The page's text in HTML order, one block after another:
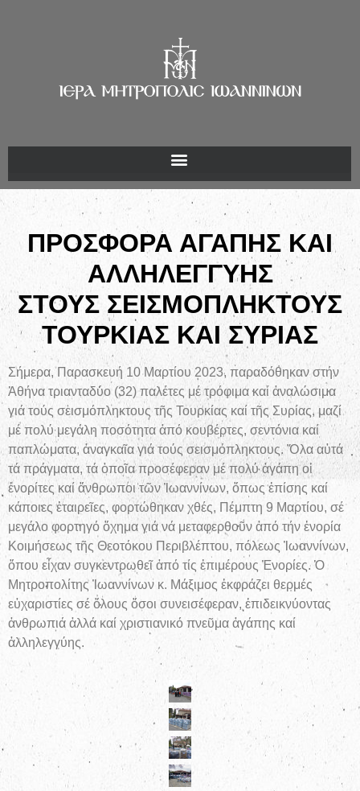
ΠΡΟΣΦΟΡΑ ΑΓΑΠΗΣ ΚΑΙ
ΑΛΛΗΛΕΓΓΥΗΣ
ΣΤΟΥΣ ΣΕΙΣΜΟΠΛΗΚΤΟΥΣ
ΤΟΥΡΚΙΑΣ ΚΑΙ ΣΥΡΙΑΣ
Σήμερα, Παρασκευή 10 Μαρτίου 2023, παραδόθηκαν στήν
Ἀθήνα τριανταδύο (32) παλέτες μέ τρόφιμα καί ἀναλώσιμα
γιά τούς σεισμόπληκτους τῆς Τουρκίας καί τῆς Συρίας, μαζί
μέ πολύ μεγάλη ποσότητα ἀπό κουβέρτες, σεντόνια καί
παπλώματα, ἀναγκαῖα γιά τούς σεισμόπληκτους. Ὅλα αὐτά
τά πράγματα, τά ὁποῖα προσέφεραν μέ πολύ ἀγάπη οἱ
ἐνορίτες καί ἄνθρωποι τῶν Ἰωαννίνων, ὅπως ἐπίσης καί
κάποιες ἑταιρεῖες, φορτώθηκαν χθές, Πέμπτη 9 Μαρτίου, σέ
μεγάλο φορτηγό ὄχημα γιά νά μεταφερθοῦν ἀπό τήν ἐνορία
Κοιμήσεως τῆς Θεοτόκου Περιβλέπτου, πόλεως Ἰωαννίνων,
ὅπου εἶχαν συγκεντρωθεῖ ἀπό τίς ἐπιμέρους Ἐνορίες. Ὁ
Μητροπολίτης Ἰωαννίνων κ. Μάξιμος ἐκφράζει θερμές
εὐχαριστίες σέ ὅλους ὅσοι συνεισέφεραν, ἐπιδεικνύοντας
ἀνθρωπιά ἀλλά καί χριστιανικό πνεῦμα ἀγάπης καί
ἀλληλεγγύης.